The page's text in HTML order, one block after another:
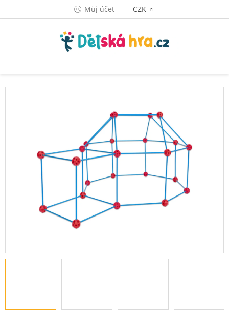
Můj účet CZK